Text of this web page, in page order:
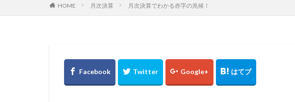
HOME 月次決算 月次決算でわかる赤字の兆候！
飲食店、資金繰り
還付加算金、仕訳
贈与税、相続対策
貸借対照表、決算書、読み方